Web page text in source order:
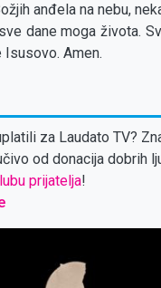
anđela na nebu,
dane moga života.
Amen.
za Laudato TV?
od donacija dobrih
prijatelja!